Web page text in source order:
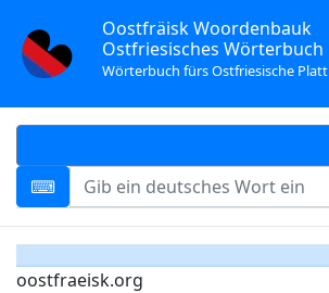
Oostfräisk Woordenbauk
Ostfriesisches Wörterbuch
Wörterbuch fürs Ostfriesische Platt
oostfraeisk.org